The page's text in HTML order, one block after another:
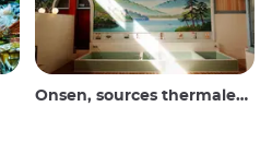
Onsen, sources thermales et bains publics